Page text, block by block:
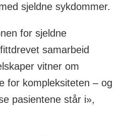
sjeldne sykdommer.
for sjeldne
samarbeid
vitner om
for kompleksiteten – og
pasientene står i»,